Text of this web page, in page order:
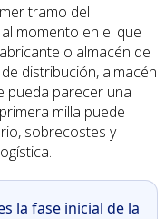
tramo del
momento en el que
o almacén de
distribución, almacén
pueda parecer una
milla puede
sobrecostes y
la fase inicial de la